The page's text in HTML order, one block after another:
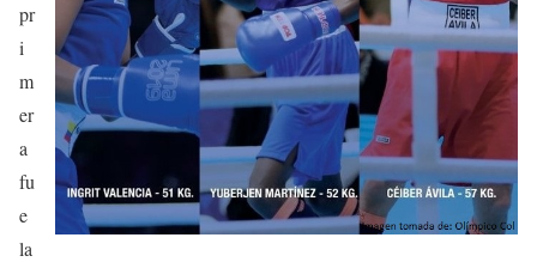
pr
i
m
er
a
fu
e
la